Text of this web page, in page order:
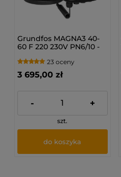
Grundfos MAGNA3 40-
60 F 220 230V PN6/10 -
9792426723 oceny
3 695,00 zł
- +
szt.
do koszyka